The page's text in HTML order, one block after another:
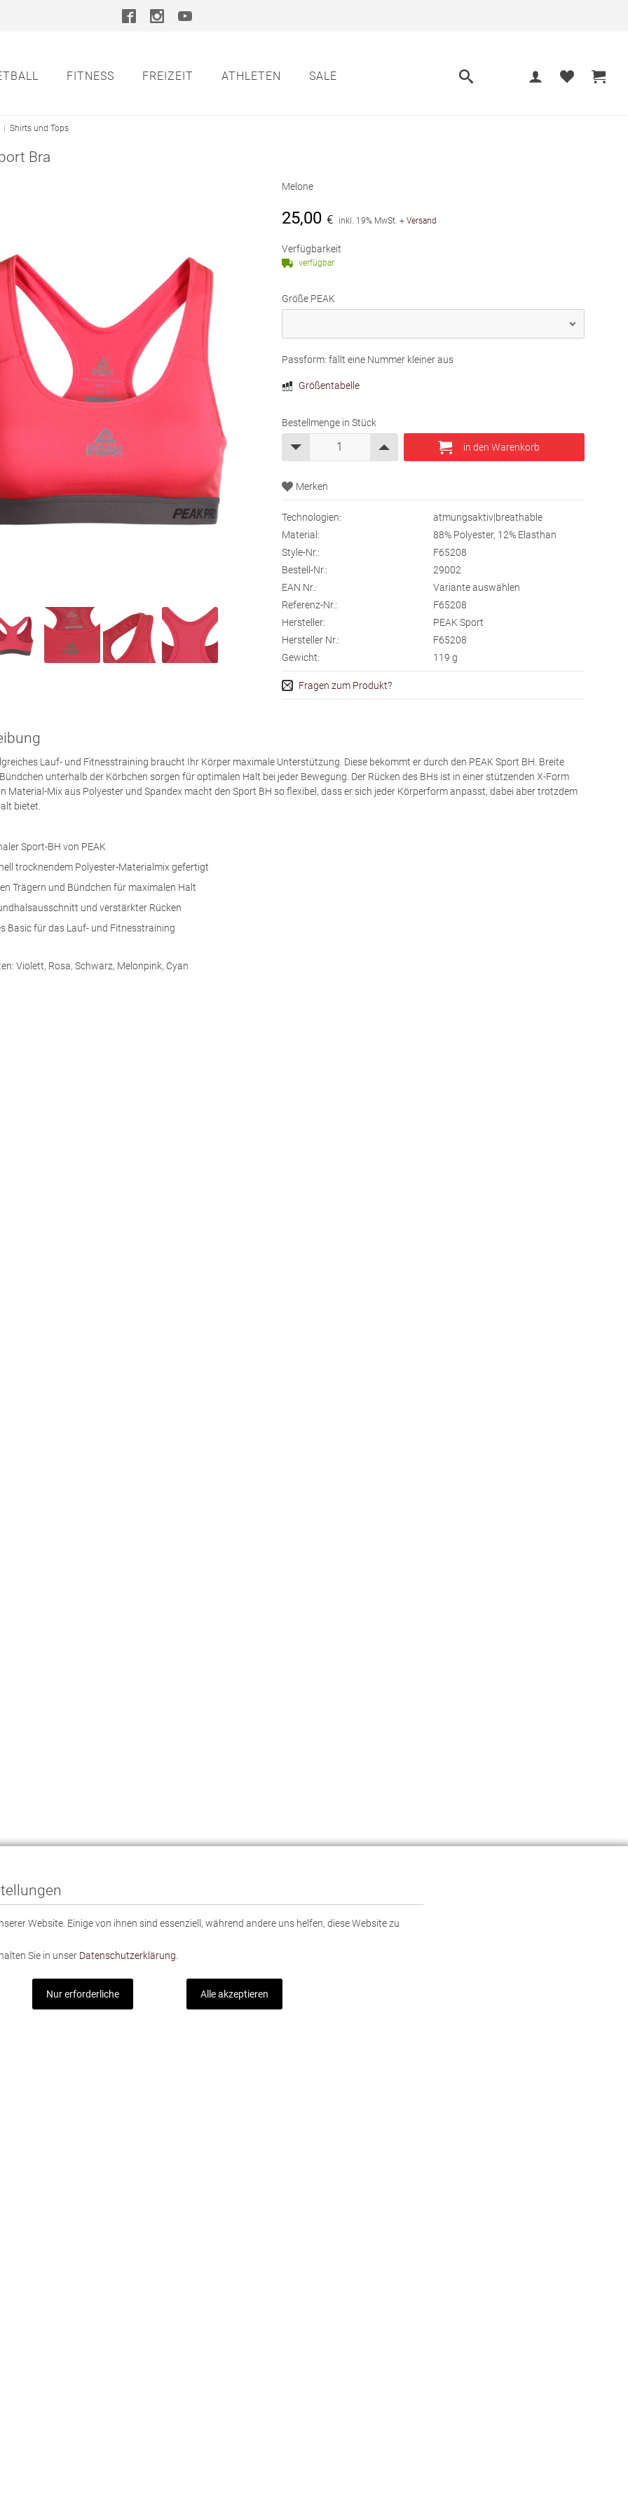
FITNESS FREIZEIT ATHLETEN SALE
Shirts und Tops
Bra
Melone
25,00 € inkl. 19% MwSt. + Versand
Verfügbarkeit
verfügbar
Größe PEAK
Passform: fällt eine Nummer kleiner aus
Größentabelle
Bestellmenge in Stück
Technologien:
atmungsaktiv|breathable
Material:
88% Polyester, 12% Elasthan
Style-Nr.:
F65208
Bestell-Nr.:
29002
EAN Nr.:
Variante auswählen
Referenz-Nr.:
F65208
Hersteller:
PEAK Sport
Hersteller Nr.:
F65208
Gewicht:
119 g
Fragen zum Produkt?
Lauf- und Fitnesstraining braucht Ihr Körper maximale Unterstützung. Diese bekommt er durch den PEAK Sport BH. Breite
unterhalb der Körbchen sorgen für optimalen Halt bei jeder Bewegung. Der Rücken des BHs ist in einer stützenden X-Form
Material-Mix aus Polyester und Spandex macht den Sport BH so flexibel, dass er sich jeder Körperform anpasst, dabei aber trotzdem
bietet.
Sport-BH von PEAK
trocknendem Polyester-Materialmix gefertigt
Trägern und Bündchen für maximalen Halt
und verstärkter Rücken
Basic für das Lauf- und Fitnesstraining
Violett, Rosa, Schwarz, Melonpink, Cyan
Website. Einige von ihnen sind essenziell, während andere uns helfen, diese Website zu
Sie in unser Datenschutzerklärung.
Nur erforderliche Alle akzeptieren